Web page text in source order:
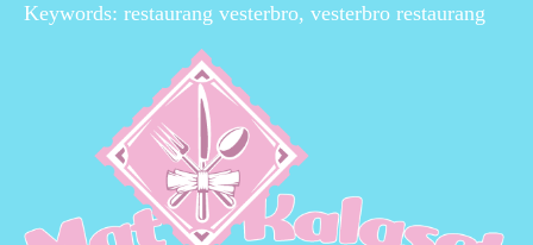
Keywords: restaurang vesterbro, vesterbro restaurang